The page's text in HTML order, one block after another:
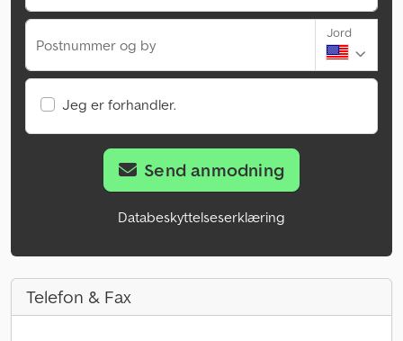
Postnummer og by
Jord
Jeg er forhandler.
Send anmodning
Databeskyttelseserklæring
Telefon & Fax